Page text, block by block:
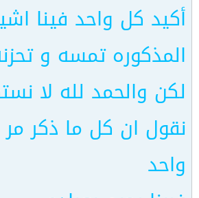
أكيد كل واحد فينا
المذكوره تمسه و
لكن والحمد لله لا
نقول ان كل ما ذكر مر
واحد